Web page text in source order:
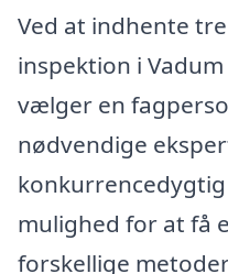
Ved at indhente
inspektion i
vælger en
nødvendige
mulighed for at få
forskellige